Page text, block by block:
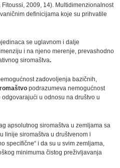
2009, 14). Multidimenzionalnost
definicijama koje su prihvatile
se uglavnom i dalje
i na njeno merenje, prevashodno
siromaštva.
zadovoljenja bazičnih,
podrazumeva nemogućnost
u odnosu na društvo u
apsolutnog siromaštva u zemljama sa
linije siromaštva u društvenom i
specifične“ i da su u svim zemljama,
minimuma čistog preživljavanja